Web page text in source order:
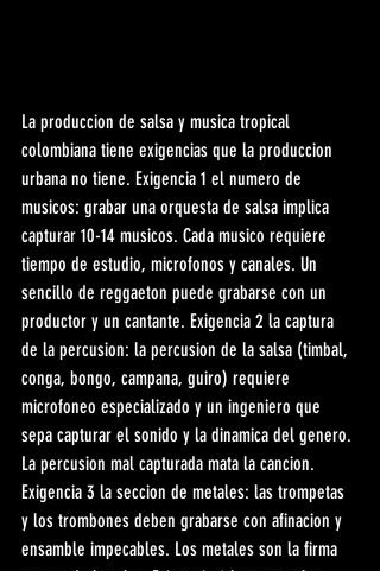
La produccion de salsa y musica tropical
colombiana tiene exigencias que la produccion
urbana no tiene. Exigencia 1 el numero de
musicos: grabar una orquesta de salsa implica
capturar 10-14 musicos. Cada musico requiere
tiempo de estudio, microfonos y canales. Un
sencillo de reggaeton puede grabarse con un
productor y un cantante. Exigencia 2 la captura
de la percusion: la percusion de la salsa (timbal,
conga, bongo, campana, guiro) requiere
microfoneo especializado y un ingeniero que
sepa capturar el sonido y la dinamica del genero.
La percusion mal capturada mata la cancion.
Exigencia 3 la seccion de metales: las trompetas
y los trombones deben grabarse con afinacion y
ensamble impecables. Los metales son la firma